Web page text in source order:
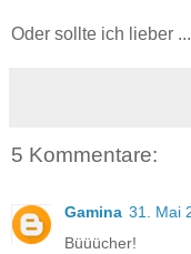
Oder sollte ich lieber
5 Kommentare:
Gamina 31. Mai
Büüücher!